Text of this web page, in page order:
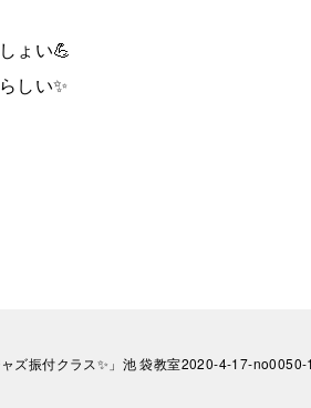
ょい💪
しい✨
ャズ振付クラス✨」池 袋教室2020-4-17-­